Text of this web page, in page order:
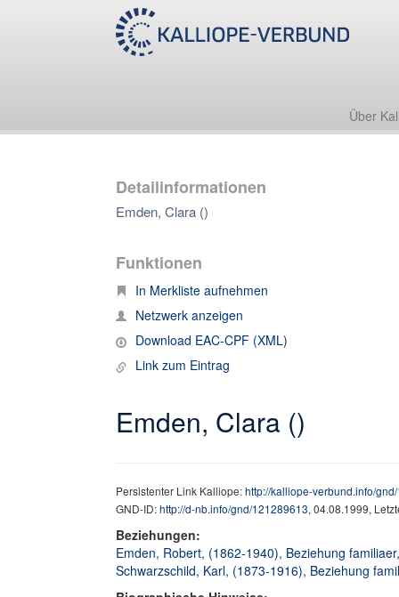
Über
Detailinformationen
Emden, Clara ()
Funktionen
In Merkliste aufnehmen
Netzwerk anzeigen
Download EAC-CPF (XML)
Link zum Eintrag
Emden, Clara ()
Persistenter Link Kalliope:http://kalliope-verbund.info/
GND-ID:http://d-nb.info/gnd/121289613, 04.08.1999,
Beziehungen:
Emden, Robert, (1862-1940), Beziehung
Schwarzschild, Karl, (1873-1916), Beziehung